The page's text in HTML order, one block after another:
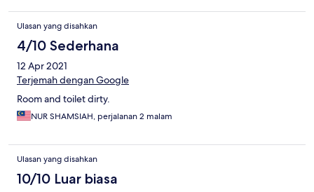
Ulasan yang disahkan
4/10 Sederhana
12 Apr 2021
Terjemah dengan Google
Room and toilet dirty.
NUR SHAMSIAH, perjalanan 2 malam
Ulasan yang disahkan
10/10 Luar biasa